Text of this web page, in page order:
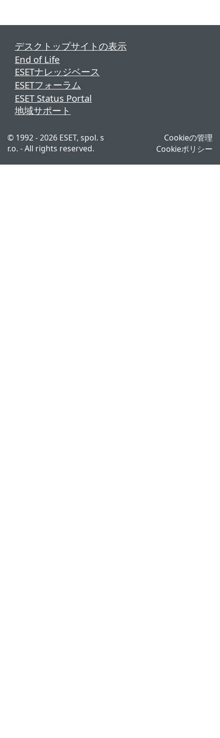
デスクトップサイトの表示
End of Life
ESETナレッジベース
ESETフォーラム
ESET Status Portal
地域サポート
© 1992 - 2026 ESET, spol. s
r.o. - All rights reserved.
Cookieの管理
Cookieポリシー